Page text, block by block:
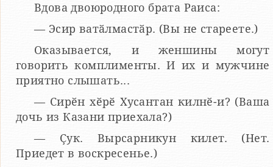
Вдова двоюродного брата Раиса:
— Эсир ватӑлмастӑр. (Вы не стареете.)
Оказывается, и женшины могут
говорить комплименты. И их и мужчине
приятно слышать...
— Сирӗн хӗрӗ Хусантан килнӗ-и? (Ваша
дочь из Казани приехала?)
— Ҫук. Вырсарникун килет. (Нет.
Приедет в воскресенье.)